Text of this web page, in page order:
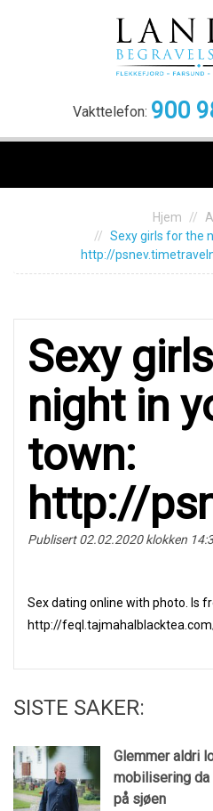
Vakttelefon: 900
Hjem
Sехy girls for the
http://
Sехy
night in
tоwn:
http://
Publisert 02.02.2020 klokken
Seх dating online with photo. Is
http://
SISTE SAKER:
Glemmer aldri
mobilisering
på sjøen